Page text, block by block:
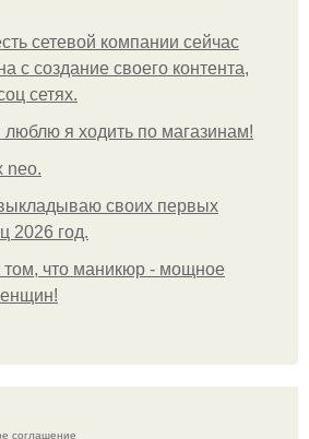
сетевой компании сейчас
с создание своего контента,
сетях.
я ходить по магазинам!
neo.
своих первых
2026 год.
том, что маникюр - мощное
соглашение